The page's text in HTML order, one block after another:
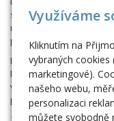
se konal na přelomu
ruce při likvidaci
prostředí, kde hrozily
Náklady, které VZP
Mořského koníka, se
vyúčtování by mělo být
posledního turnusu.
Využíváme
Kliknutím na
vybraných
marketingové).
našeho webu,
personalizaci
můžete svobodně